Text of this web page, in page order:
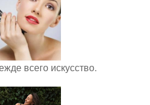
всего искусство.